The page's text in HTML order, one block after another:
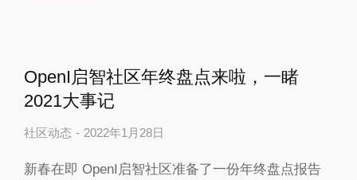
OpenI启智社区年终盘点来啦，一睹
2021大事记
社区动态 2022年1月28日
新春在即 OpenI启智社区准备了一份年终盘点报告